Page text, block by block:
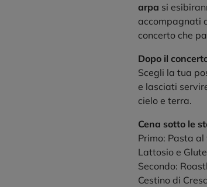
arpa si
accompagnati
concerto che
Dopo il
Scegli la tua
e lasciati
cielo e terra.
Cena sotto le
Primo: Pasta
Lattosio e
Secondo:
Cestino di